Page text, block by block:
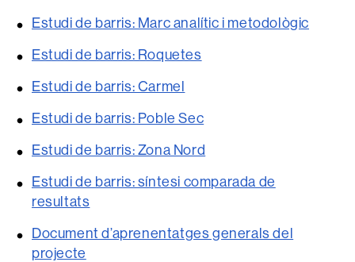
Estudi de barris: Marc analític i metodològic
Estudi de barris: Roquetes
Estudi de barris: Carmel
Estudi de barris: Poble Sec
Estudi de barris: Zona Nord
Estudi de barris: síntesi comparada de
resultats
Document d’aprenentatges generals del
projecte